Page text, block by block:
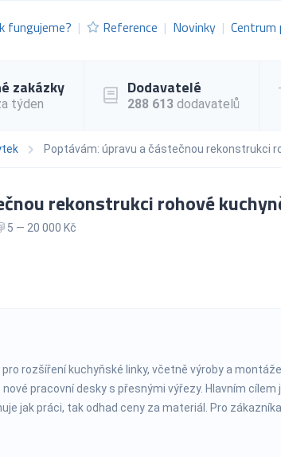
fungujeme? Reference Novinky Centrum
zakázky
týden
Dodavatelé
288 613 dodavatelů
Poptávám: úpravu a částečnou rekonstrukci
rekonstrukci rohové
5 — 20 000 Kč
rozšíření kuchyňské linky, včetně výroby a
pracovní desky s přesnými výřezy. Hlavním cílem
jak práci, tak odhad ceny za materiál. Pro